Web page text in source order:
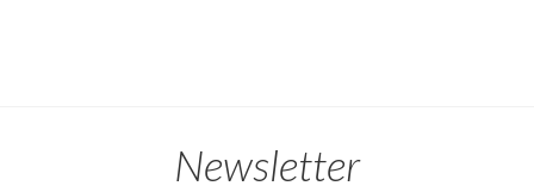
Newsletter